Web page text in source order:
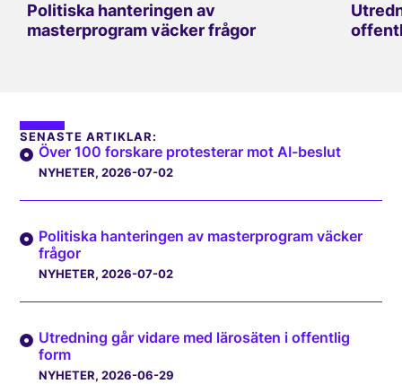
Politiska hanteringen av
masterprogram väcker frågor
SENASTE ARTIKLAR:
Över 100 forskare protesterar mot AI-beslut
NYHETER, 2026-07-02
Politiska hanteringen av masterprogram väcker
frågor
NYHETER, 2026-07-02
Utredning går vidare med lärosäten i offentlig
form
NYHETER, 2026-06-29